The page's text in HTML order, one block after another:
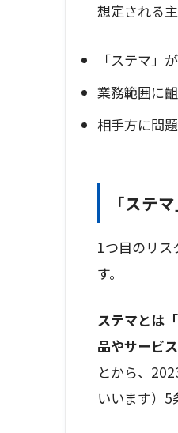
想定される
「ステマ」
業務範囲に
相手方に問
「ステ
1つ目のリス
す。
ステマとは
品やサービ
とから、
いいます）5